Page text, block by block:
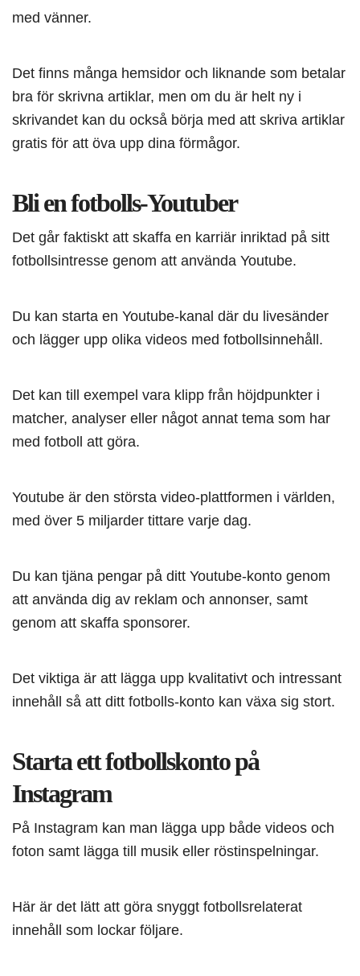
med vänner.
Det finns många hemsidor och liknande som betalar
bra för skrivna artiklar, men om du är helt ny i
skrivandet kan du också börja med att skriva artiklar
gratis för att öva upp dina förmågor.
Bli en fotbolls-Youtuber
Det går faktiskt att skaffa en karriär inriktad på sitt
fotbollsintresse genom att använda Youtube.
Du kan starta en Youtube-kanal där du livesänder
och lägger upp olika videos med fotbollsinnehåll.
Det kan till exempel vara klipp från höjdpunkter i
matcher, analyser eller något annat tema som har
med fotboll att göra.
Youtube är den största video-plattformen i världen,
med över 5 miljarder tittare varje dag.
Du kan tjäna pengar på ditt Youtube-konto genom
att använda dig av reklam och annonser, samt
genom att skaffa sponsorer.
Det viktiga är att lägga upp kvalitativt och intressant
innehåll så att ditt fotbolls-konto kan växa sig stort.
Starta ett fotbollskonto på
Instagram
På Instagram kan man lägga upp både videos och
foton samt lägga till musik eller röstinspelningar.
Här är det lätt att göra snyggt fotbollsrelaterat
innehåll som lockar följare.